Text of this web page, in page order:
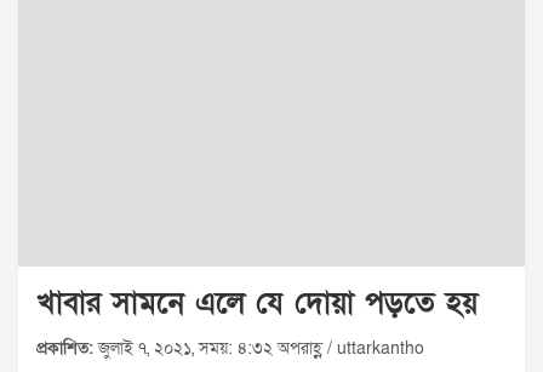
খাবার সামনে এলে যে দোয়া পড়তে হয়
প্রকাশিত:জুলাই ৭, ২০২১, সময়: ৪:৩২ অপরাহ্ণ / uttarkantho